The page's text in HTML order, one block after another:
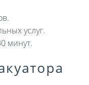
услуг.
минут.